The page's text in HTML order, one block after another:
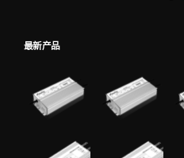
最新产品